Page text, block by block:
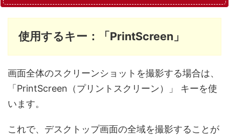
使用するキー：「PrintScreen」
画面全体のスクリーンショットを撮影する場合は、
「PrintScreen（プリントスクリーン）」 キーを使
います。
これで、デスクトップ画面の全域を撮影することが